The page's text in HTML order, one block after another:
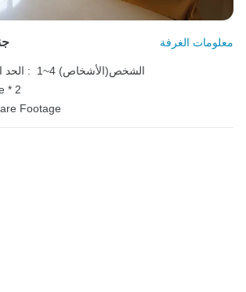
معلومات الغرفة
الحد الأقصى لعدد الضيوف :
1~4 الشخص(الأشخاص)
* 2
Footage